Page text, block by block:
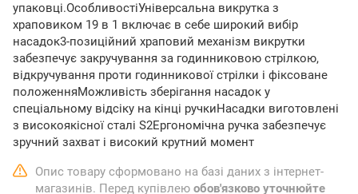
упаковці.ОсобливостіУніверсальна викрутка з
храповиком 19 в 1 включає в себе широкий вибір
насадок3-позиційний храповий механізм викрутки
забезпечує закручування за годинниковою стрілкою,
відкручування проти годинникової стрілки і фіксоване
положенняМожливість зберігання насадок у
спеціальному відсіку на кінці ручкиНасадки виготовлені
з високоякісної сталі S2Ергономічна ручка забезпечує
зручний захват і високий крутний момент
Опис товару сформовано на базі даних з інтернет-
магазинів. Перед купівлею обов'язково уточнюйте